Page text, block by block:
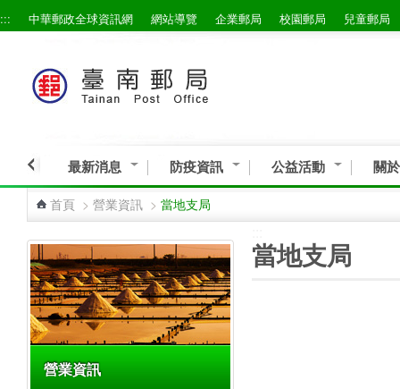
跳到主要內容區塊
::: 中華郵政全球資訊網 網站導覽 企業郵局 校園郵局 兒童郵局
最新消息 防疫資訊 公益活動 關
首頁 > 營業資訊 > 當地支局
營業資訊
當地支局